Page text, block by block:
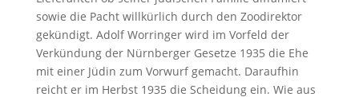
sowie die Pacht willkürlich durch den Zoodirektor
gekündigt. Adolf Worringer wird im Vorfeld der
Verkündung der Nürnberger Gesetze 1935 die Ehe
mit einer Jü­din zum Vorwurf gemacht. Daraufhin
reicht er im Herbst 1935 die Scheidung ein. Wie aus